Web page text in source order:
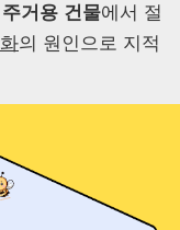
거용 건물에서 절
의 원인으로 지적